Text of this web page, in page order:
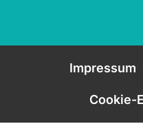
Impressum
Cookie-